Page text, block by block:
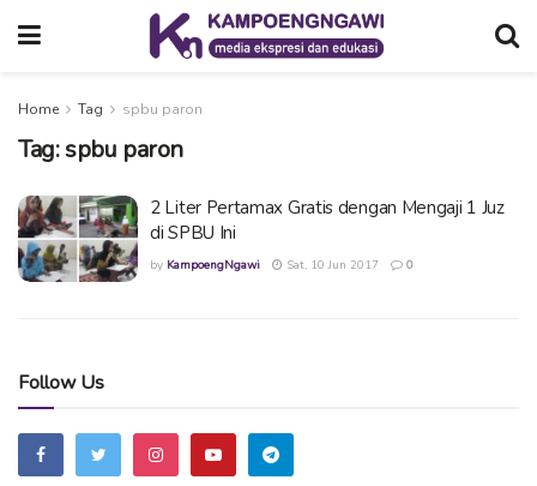
Home Tag spbu paron
Tag:spbu paron
2 Liter Pertamax Gratis dengan Mengaji 1 Juz
di SPBU Ini
by KampoengNgawi Sat, 10 Jun 2017 0
Follow Us